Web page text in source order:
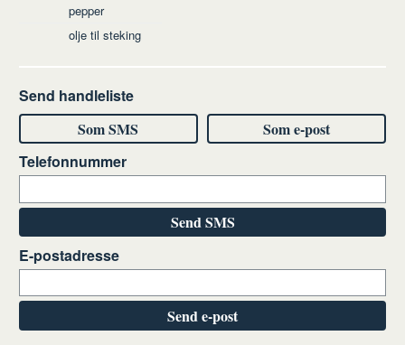
pepper
olje til steking
Send handleliste
Som SMS
Som e-post
Telefonnummer
Send SMS
E-postadresse
Send e-post